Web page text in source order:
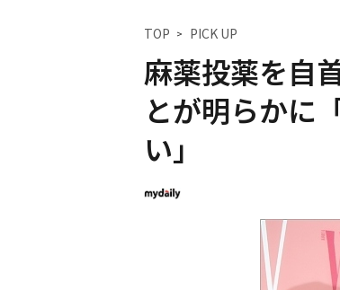
TOP PICK UP
麻薬投薬を自
とが明らかに
い」